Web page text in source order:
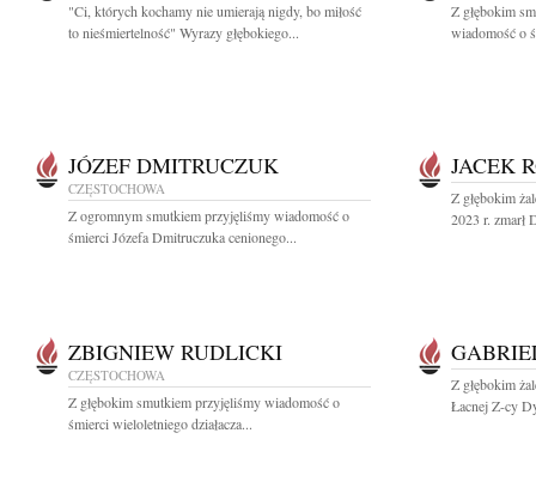
"Ci, których kochamy nie umierają nigdy, bo miłość
to nieśmiertelność" Wyrazy głębokiego...
Z głębokim
wiadomość o
JÓZEF DMITRUCZUK
CZĘSTOCHOWA
Z ogromnym smutkiem przyjęliśmy wiadomość o
śmierci Józefa Dmitruczuka cenionego...
JACEK
Z głębokim
2023 r. zmarł
ZBIGNIEW RUDLICKI
CZĘSTOCHOWA
Z głębokim smutkiem przyjęliśmy wiadomość o
śmierci wieloletniego działacza...
Z głębokim
Łacnej Z-cy